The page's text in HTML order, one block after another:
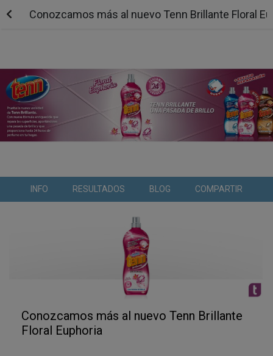
Conozcamos más al nuevo Tenn Brillante Floral
INFO RESULTADOS BLOG COMPARTIR
Conozcamos más al nuevo Tenn Brillante
Floral Euphoria